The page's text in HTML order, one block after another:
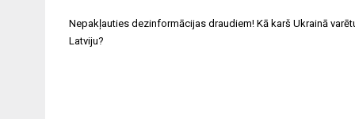
Ziņu
izvēlne
Nepakļauties dezinformācijas draudiem! Kā karš Ukrainā
Latviju?